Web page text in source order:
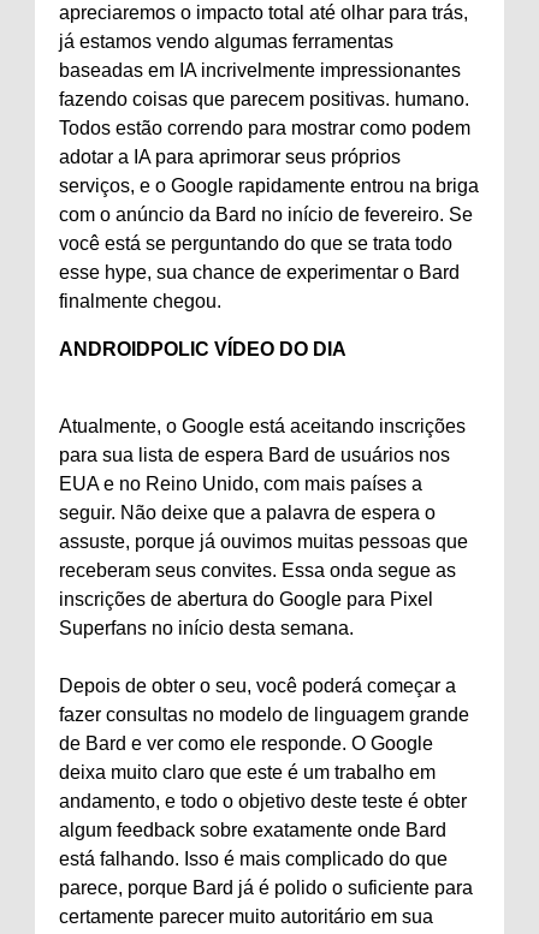
apreciaremos o impacto total até olhar para trás,
já estamos vendo algumas ferramentas
baseadas em IA incrivelmente impressionantes
fazendo coisas que parecem positivas. humano.
Todos estão correndo para mostrar como podem
adotar a IA para aprimorar seus próprios
serviços, e o Google rapidamente entrou na briga
com o anúncio da Bard no início de fevereiro. Se
você está se perguntando do que se trata todo
esse hype, sua chance de experimentar o Bard
finalmente chegou.
ANDROIDPOLIC VÍDEO DO DIA
Atualmente, o Google está aceitando inscrições
para sua lista de espera Bard de usuários nos
EUA e no Reino Unido, com mais países a
seguir. Não deixe que a palavra de espera o
assuste, porque já ouvimos muitas pessoas que
receberam seus convites. Essa onda segue as
inscrições de abertura do Google para Pixel
Superfans no início desta semana.
Depois de obter o seu, você poderá começar a
fazer consultas no modelo de linguagem grande
de Bard e ver como ele responde. O Google
deixa muito claro que este é um trabalho em
andamento, e todo o objetivo deste teste é obter
algum feedback sobre exatamente onde Bard
está falhando. Isso é mais complicado do que
parece, porque Bard já é polido o suficiente para
certamente parecer muito autoritário em sua